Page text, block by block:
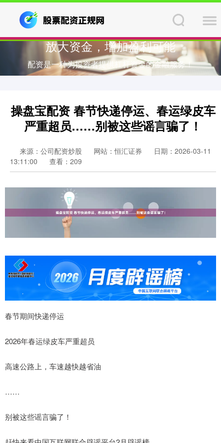
放大资金，增加盈利可能
配资是一种为投资者提供杠杆资金的金融服务！
操盘宝配资 春节快递停运、春运绿皮车
严重超员……别被这些谣言骗了！
来源：公司配资炒股 网站：恒汇证券
日期：2026-03-11
13:11:00
查看：209
春节期间快递停运
2026年春运绿皮车严重超员
高速公路上，车速越快越省油
……
别被这些谣言骗了！